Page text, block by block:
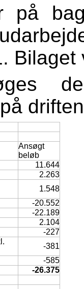
på
Ansøgt
beløb
11.644
2.263
1.548
-20.552
-22.189
2.104
-227
-381
-585
-26.375